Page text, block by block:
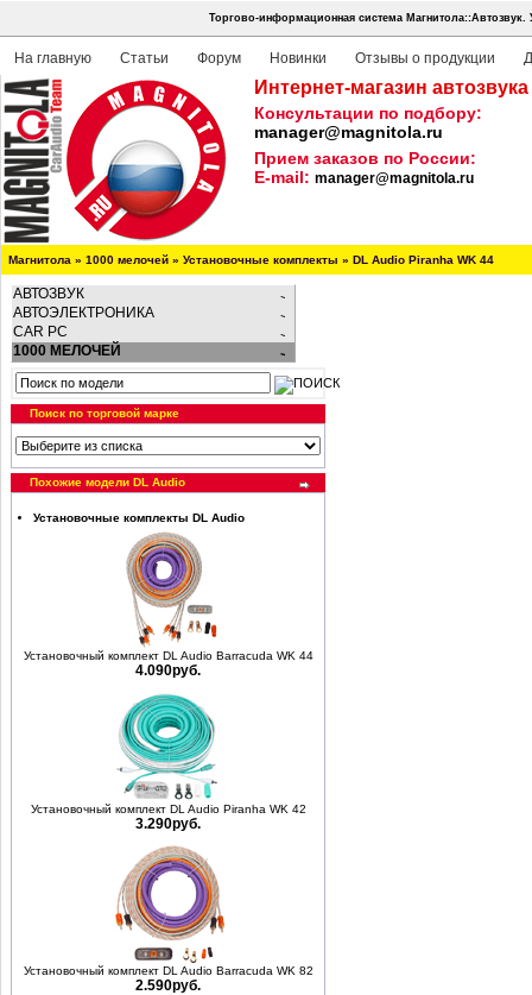
Торгово-информационная система Магнитола::Автозвук.
На главную Статьи Форум Новинки Отзывы о продукции
Интернет-магазин
Консультации по подбору:
manager@magnitola.ru
Прием заказов по России:
E-mail: manager@magnitola.ru
Магнитола » 1000 мелочей » Установочные комплекты » DL Audio Piranha WK 44
АВТОЗВУК
АВТОЭЛЕКТРОНИКА
CAR PC
1000 МЕЛОЧЕЙ
Поиск по торговой марке
Похожие модели DL Audio
Установочные комплекты DL Audio
Установочный комплект DL Audio Barracuda WK 44
4.090руб.
Установочный комплект DL Audio Piranha WK 42
3.290руб.
Установочный комплект DL Audio Barracuda WK 82
2.590руб.